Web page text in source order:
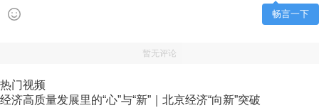
畅言一下
暂无评论
热门视频
经济高质量发展里的“心”与“新”｜北京经济“向新”突破